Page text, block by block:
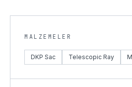
MALZEMELER
DKP Sac Telescopic Ray